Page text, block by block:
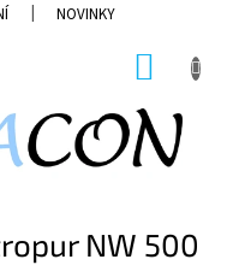
NOVINKY
NW 500